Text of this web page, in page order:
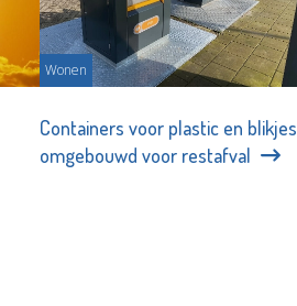
Wonen
Containers voor plastic en blikjes
omgebouwd voor restafval